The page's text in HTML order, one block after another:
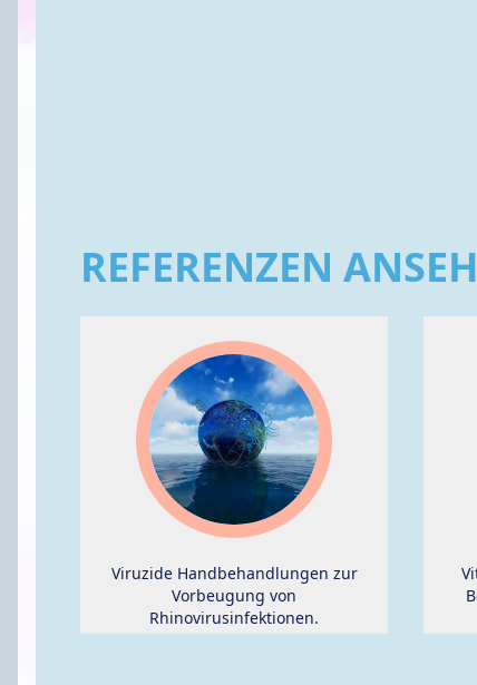
REFERENZEN
Viruzide Handbehandlungen zur
Vorbeugung von
Rhinovirusinfektionen.